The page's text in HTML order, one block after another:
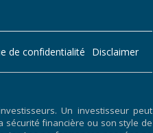
de confidentialité Disclaimer
Un investisseur peut
sécurité financière ou son style de